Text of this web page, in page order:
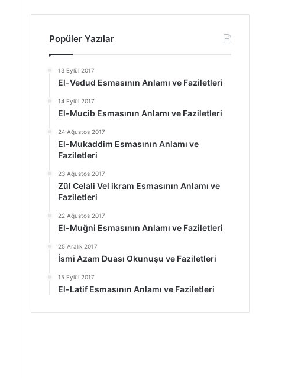
Popüler Yazılar
13 Eylül 2017
El-Vedud Esmasının Anlamı ve Faziletleri
14 Eylül 2017
El-Mucib Esmasının Anlamı ve Faziletleri
24 Ağustos 2017
El-Mukaddim Esmasının Anlamı ve
Faziletleri
23 Ağustos 2017
Zül Celali Vel ikram Esmasının Anlamı ve
Faziletleri
22 Ağustos 2017
El-Muğni Esmasının Anlamı ve Faziletleri
25 Aralık 2017
İsmi Azam Duası Okunuşu ve Faziletleri
15 Eylül 2017
El-Latif Esmasının Anlamı ve Faziletleri